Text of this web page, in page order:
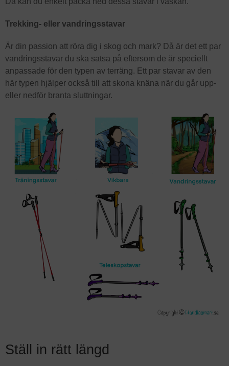
Trekking- eller vandringsstavar
Är din passion att röra dig i skog och mark? Då är det ett par
vandringsstavar du ska satsa på eftersom de är speciellt
anpassade för den typen av terräng. Ett par stavar av den
här typen hjälper också till att skona knäna när du går upp-
eller nedför branta sluttningar.
Ställ in rätt längd